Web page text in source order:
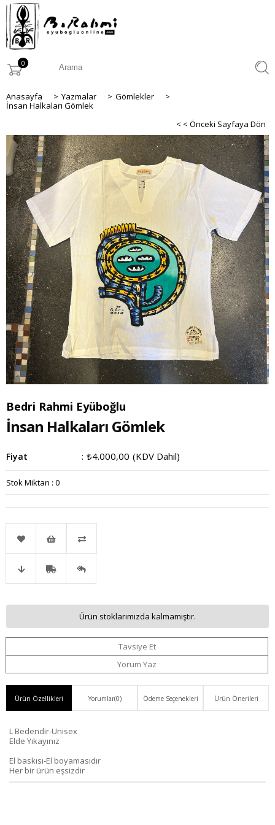
0
Anasayfa > Yazmalar > Gömlekler
>
İnsan Halkaları Gömlek
< < Önceki Sayfaya Dön
Bedri Rahmi Eyüboğlu
İnsan Halkaları Gömlek
Fiyat : ₺4.000,00 (KDV Dahil)
Stok Miktarı : 0
Favorilere İstek Karşılaştır
Düşünce
Ver
Bedava Haber
Ürün stoklarımızda kalmamıştır.
Tavsiye Et
Yorum Yaz
Ürün Özellikleri Yorumlar(0) Ödeme Seçenekleri Ürün Önerileri
L Bedendir-Unisex
Elde Yıkayınız
El baskısı-El boyamasıdır
Her bir ürün eşsizdir